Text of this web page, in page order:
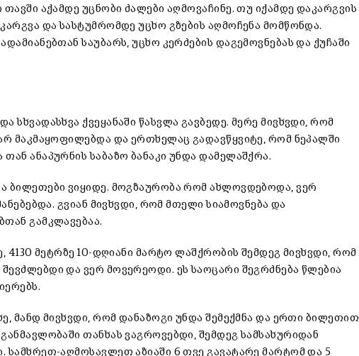
აქამდე უცნობი ძალები აღმოვაჩინე. თუ იქამდე დაკარგვის
და სასტუმრომდე უცხო გზების აღმოჩენა მომწონდა.
საუბარს, უცხო კერძების დაგემოვნებას და ქუჩაში
სხვადასხვა ქვეყანაში წასვლა გავბედე. მერე მივხვდი, რომ
მაკმაყოფილებდა და ერთხელაც გადავწყვიტე, რომ ნეპალში
ანაპურნის საბაზო ბანაკი უნდა დამელაშქრა.
ბილეთები ვიყიდე. მოგზაურობა რომ ახლოვდებოდა, ვერ
გვიან მივხვდი, რომ მთელი სიამოვნება და
გამკლავებაა.
4130 მეტრზე 10-დღიანი მარტო ლაშქრობის შემდეგ მივხვდი, რომ
და ვერ მოვერეოდი. ეს საოცარი შეგრძნება წლებია
მანდ მივხვდი, რომ დანაზოგი უნდა შემექმნა და ერთი ბილეთით
თანხას ვაგროვებდი, შემდეგ სამსახურიდან
სამხრეთ-აღმოსავლეთ აზიაში 6 თვე გავატარე მარტომ და 5